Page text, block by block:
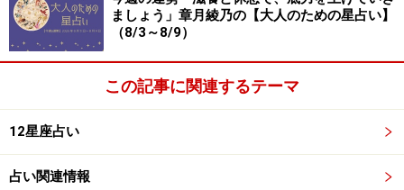
2024年3月22日の運勢「ふたご座」
小旅行が吉。普段は使わない電車に乗るだけでも幸福
＞【今週の運勢】はこちら
＞【2024年上半期の運勢】はこちら
ましょう」章月綾乃の【大人のための星占い】
（8/3～8/9）
この記事に関連するテーマ
12星座占い
占い関連情報